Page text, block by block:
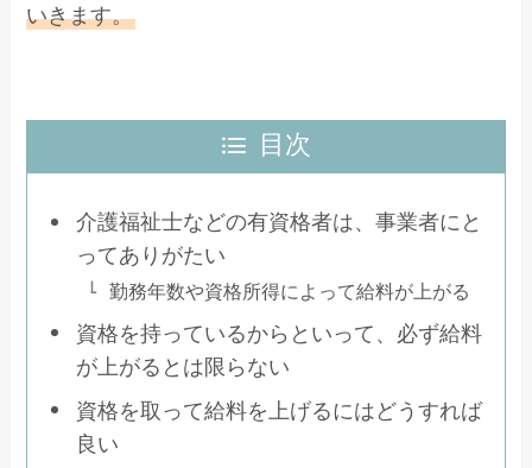
いきます。
目次
介護福祉士などの有資格者は、事業者にと
ってありがたい
勤務年数や資格所得によって給料が上がる
資格を持っているからといって、必ず給料
が上がるとは限らない
資格を取って給料を上げるにはどうすれば
良い